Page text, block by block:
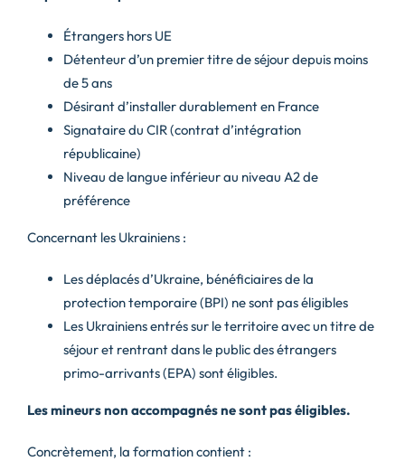
Étrangers hors UE
Détenteur d’un premier titre de séjour depuis moins
de 5 ans
Désirant d’installer durablement en France
Signataire du CIR (contrat d’intégration
républicaine)
Niveau de langue inférieur au niveau A2 de
préférence
Concernant les Ukrainiens :
Les déplacés d’Ukraine, bénéficiaires de la
protection temporaire (BPI) ne sont pas éligibles
Les Ukrainiens entrés sur le territoire avec un titre de
séjour et rentrant dans le public des étrangers
primo-arrivants (EPA) sont éligibles.
Les mineurs non accompagnés ne sont pas éligibles.
Concrètement, la formation contient :